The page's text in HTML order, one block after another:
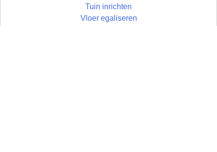
Tuin inrichten
Vloer egaliseren